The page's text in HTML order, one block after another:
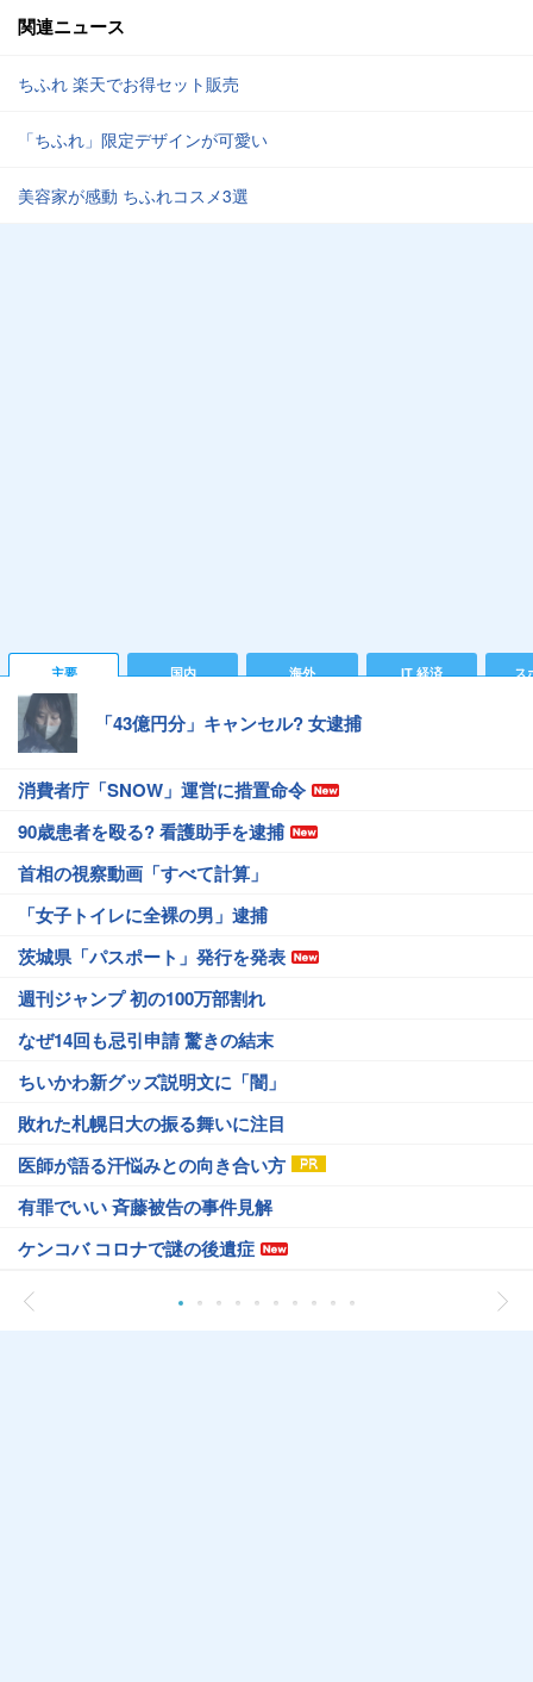
関連ニュース
ちふれ 楽天でお得セット販売
「ちふれ」限定デザインが可愛い
美容家が感動 ちふれコスメ3選
主要 国内 海外 IT 経済 ス
「43億円分」キャンセル? 女逮捕
消費者庁「SNOW」運営に措置命令
90歳患者を殴る? 看護助手を逮捕
首相の視察動画「すべて計算」
「女子トイレに全裸の男」逮捕
茨城県「パスポート」発行を発表
週刊ジャンプ 初の100万部割れ
なぜ14回も忌引申請 驚きの結末
ちいかわ新グッズ説明文に「闇」
敗れた札幌日大の振る舞いに注目
医師が語る汗悩みとの向き合い方
有罪でいい 斉藤被告の事件見解
ケンコバ コロナで謎の後遺症